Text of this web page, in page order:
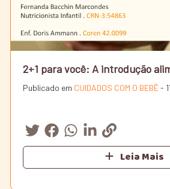
2+1 para você: A introdução
Publicado em CUIDADOS COM O BEBÊ-
Leia Mais